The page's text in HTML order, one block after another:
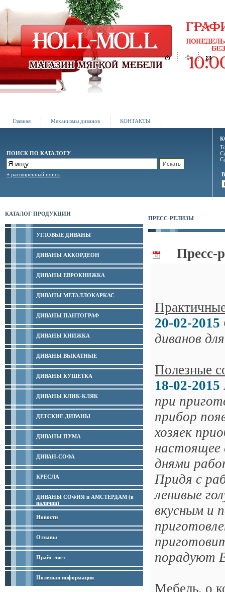
Главная Механизмы диванов КОНТАКТЫ
ПОИСК ПО КАТАЛОГУ
+ расширенный поиск
КАТАЛОГ ПРОДУКЦИИ
УГЛОВЫЕ ДИВАНЫ
ДИВАНЫ АККОРДЕОН
ДИВАНЫ ЕВРОКНИЖКА
ДИВАНЫ МЕТАЛЛОКАРКАС
ДИВАНЫ ПАНТОГРАФ
ДИВАНЫ КНИЖКА
ДИВАНЫ ВЫКАТНЫЕ
ДИВАНЫ КУШЕТКА
ДИВАНЫ КЛИК-КЛЯК
ДЕТСКИЕ ДИВАНЫ
ДИВАНЫ ПУМА
ДИВАН-СОФА
КРЕСЛА
ДИВАНЫ СОФИЯ и АМСТЕРДАМ (в
наличии)
Новости
Отзывы
Прайс-лист
Полезная информация
ПРЕСС-РЕЛИЗЫ
Пресс-
20-02-2015
диванов
Полезные
18-02-2015
при
прибор
хозяек
настоящее
днями
Придя с
ленивые
вкусным и
порадуют
Мебель, о